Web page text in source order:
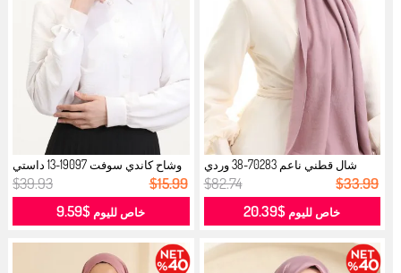
شال قطني ناعم 70283-38 وردي
باهت...
$82.74 $33.99
خاص لليوم $20.39
وشاح كاندي سوفت 19097-13 داستي
روز...
$39.93 $15.99
خاص لليوم $9.59